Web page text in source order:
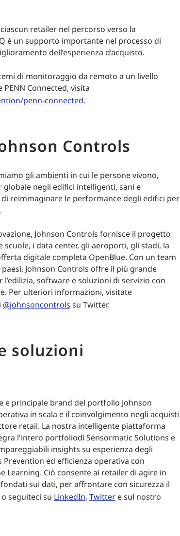
retailer nel percorso verso la
è un supporto importante nel processo di
dell’esperienza d’acquisto.
di monitoraggio da remoto a un livello
Connected, visita
penn-connected.
Controls
gli ambienti in cui le persone vivono,
negli edifici intelligenti, sani e
reimmaginare le performance degli edifici per
Johnson Controls fornisce il progetto
i data center, gli aeroporti, gli stadi, la
digitale completa OpenBlue. Con un team
Johnson Controls offre il più grande
software e soluzioni di servizio con
Per ulteriori informazioni, visitate
@johnsoncontrols su Twitter.
soluzioni
e principale brand del portfolio Johnson
in scala e il coinvolgimento negli acquisti
retail. La nostra intelligente piattaforma
l'intero portfoliodi Sensormatic Solutions e
insights su esperienza degli
ed efficienza operativa con
Learning. Ciò consente ai retailer di agire in
sui dati, per affrontare con sicurezza il
o seguiteci su LinkedIn, Twitter e sul nostro